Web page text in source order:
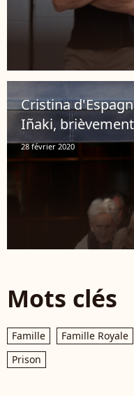
Cristina
Iñaki,
28 février 2020
Mots clés
Famille Famille Royale
Prison